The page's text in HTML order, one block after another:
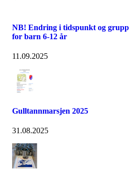
NB! Endring i tidspunkt og
for barn 6-12 år
11.09.2025
Gulltannmarsjen 2025
31.08.2025